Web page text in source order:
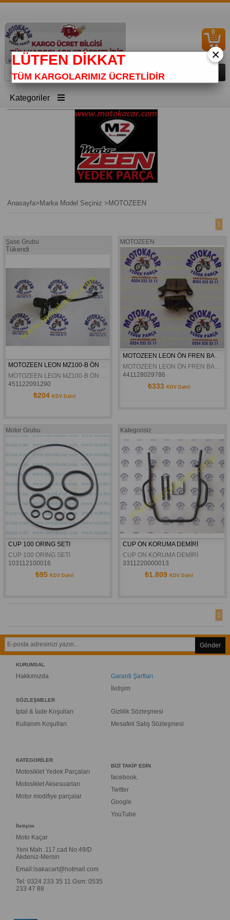
0
Kategoriler
Anasayfa> Marka Model Seçiniz > MOTOZEEN
1
Şase Grubu
Tükendi
MOTOZEEN LEON MZ100-B ÖN FREN ÜST MERKEZ
MOTOZEEN LEON MZ100-B ÖN FREN ÜST MERKEZ
451122091290
₺204 KDV Dahil
MOTOZEEN
MOTOZEEN LEON ÖN FREN BALATASI
MOTOZEEN LEON ÖN FREN BALATASI
441128029786
₺333 KDV Dahil
Motor Grubu
CUP 100 ORING SETI
CUP 100 ORING SETI
103112100016
₺95 KDV Dahil
Kategorisiz
CUP ON KORUMA DEMİRİ
CUP ON KORUMA DEMİRİ
3311220000013
₺1.809 KDV Dahil
1
Gönder
KURUMSAL
Hakkımızda
Garanti Şartları
İletişim
SÖZLEŞMELER
İptal & İade Koşulları
Kullanım Koşulları
Gizlilik Sözleşmesi
Mesafeli Satış Sözleşmesi
KATEGORİLER
Motosiklet Yedek Parçaları
Motosiklet Aksesuarları
Motor modifiye parçalar
BİZİ TAKİP EDİN
facebook.
Twitter
Google
YouTube
İletişim
Moto Kaçar
Yeni Mah. 117.cad No:49/D
Akdeniz-Mersin
Email:isakacart@hotmail.com
Tel: 0324 233 35 11 Gsm: 0535
233 47 88
×
LÜTFEN DİKKAT
TÜM KARGOLARIMIZ ÜCRETLİDİR